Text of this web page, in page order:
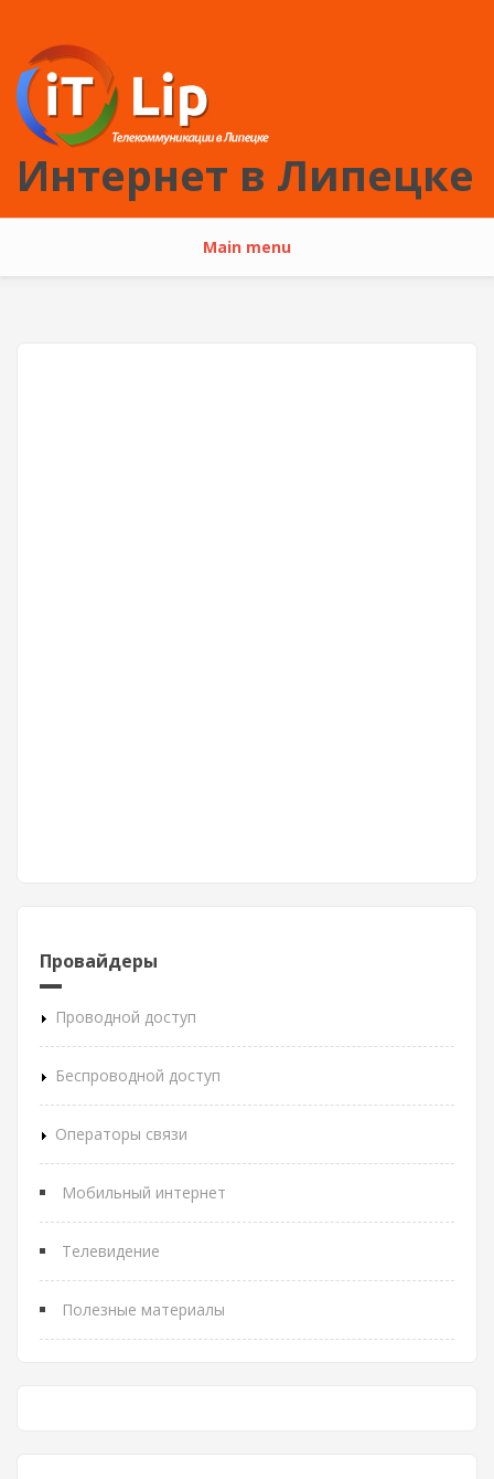
Интернет в Липецке
Main menu
Провайдеры
Проводной доступ
Беспроводной доступ
Операторы связи
Мобильный интернет
Телевидение
Полезные материалы